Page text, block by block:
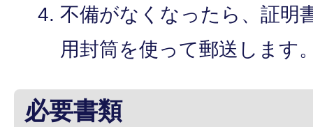
不備がなくなったら、証明
用封筒を使って郵送します
必要書類